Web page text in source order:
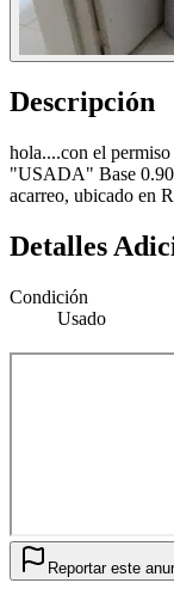
Descripción
hola....con el
"USADA" Base
acarreo, ubicado en
Detalles
Condición
Usado
Reportar este